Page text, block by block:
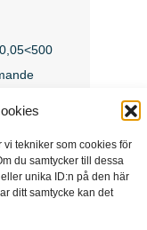
tekniker som cookies för
du samtycker till dessa
unika ID:n på den här
ditt samtycke kan det